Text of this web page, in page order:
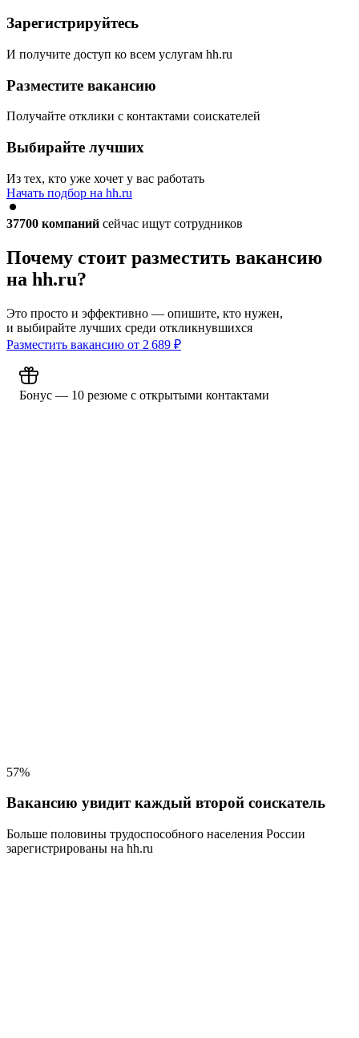
Зарегистрируйтесь
И получите доступ ко всем услугам hh.ru
Разместите вакансию
Получайте отклики с контактами соискателей
Выбирайте лучших
Из тех, кто уже хочет у вас работать
Начать подбор на hh.ru
37700 компаний сейчас ищут сотрудников
Почему стоит разместить вакансию
на hh.ru?
Это просто и эффективно — опишите, кто нужен,
и выбирайте лучших среди откликнувшихся
Разместить вакансию от 2 689 ₽
Бонус — 10 резюме с открытыми контактами
57%
Вакансию увидит каждый второй соискатель
Больше половины трудоспособного населения России
зарегистрированы на hh.ru